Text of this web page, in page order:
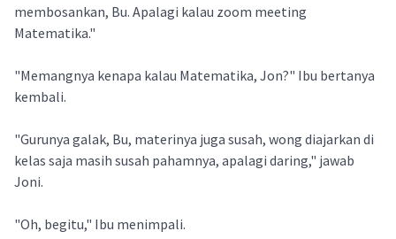
membosankan, Bu. Apalagi kalau zoom meeting
Matematika."
"Memangnya kenapa kalau Matematika, Jon?" Ibu bertanya
kembali.
"Gurunya galak, Bu, materinya juga susah, wong diajarkan di
kelas saja masih susah pahamnya, apalagi daring," jawab
Joni.
"Oh, begitu," Ibu menimpali.